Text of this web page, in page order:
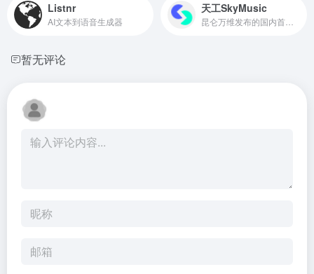
Listnr
AI文本到语音生成器
天工SkyMusic
暂无评论